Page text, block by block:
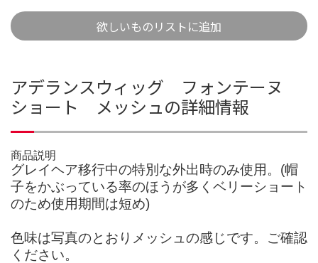
欲しいものリストに追加
アデランスウィッグ フォンテーヌ
ショート メッシュの詳細情報
商品説明
グレイヘア移行中の特別な外出時のみ使用。(帽
子をかぶっている率のほうが多くベリーショート
のため使用期間は短め)
色味は写真のとおりメッシュの感じです。ご確認
ください。